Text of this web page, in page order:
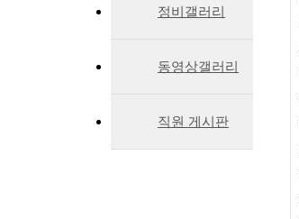
정비갤러리
동영상갤러리
직원 게시판